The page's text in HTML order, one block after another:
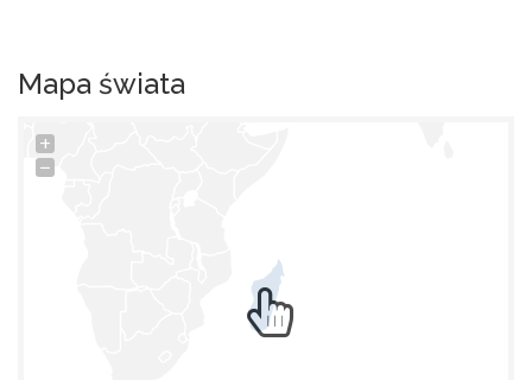
Mapa świata
+
−